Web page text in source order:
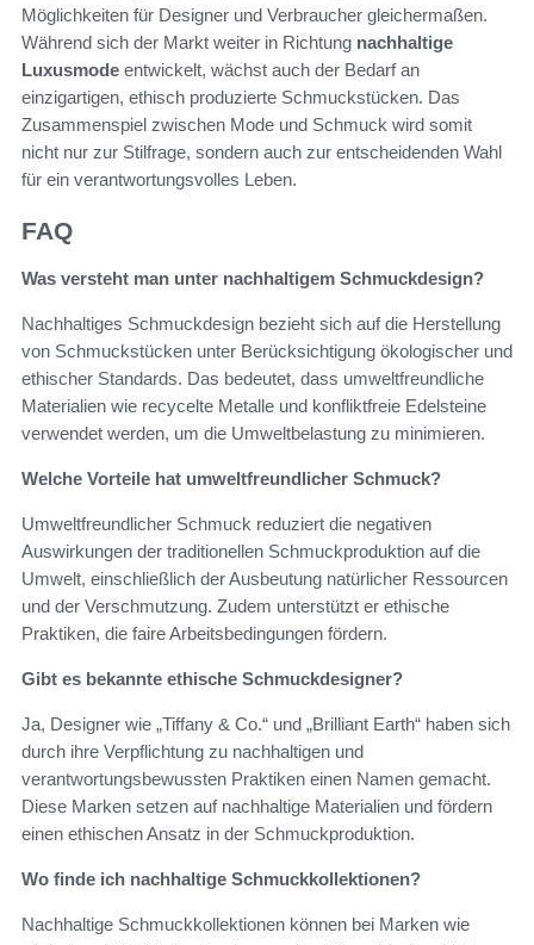
Möglichkeiten für Designer und Verbraucher gleichermaßen.
Während sich der Markt weiter in Richtung nachhaltige
Luxusmode entwickelt, wächst auch der Bedarf an
einzigartigen, ethisch produzierte Schmuckstücken. Das
Zusammenspiel zwischen Mode und Schmuck wird somit
nicht nur zur Stilfrage, sondern auch zur entscheidenden Wahl
für ein verantwortungsvolles Leben.
FAQ
Was versteht man unter nachhaltigem Schmuckdesign?
Nachhaltiges Schmuckdesign bezieht sich auf die Herstellung
von Schmuckstücken unter Berücksichtigung ökologischer und
ethischer Standards. Das bedeutet, dass umweltfreundliche
Materialien wie recycelte Metalle und konfliktfreie Edelsteine
verwendet werden, um die Umweltbelastung zu minimieren.
Welche Vorteile hat umweltfreundlicher Schmuck?
Umweltfreundlicher Schmuck reduziert die negativen
Auswirkungen der traditionellen Schmuckproduktion auf die
Umwelt, einschließlich der Ausbeutung natürlicher Ressourcen
und der Verschmutzung. Zudem unterstützt er ethische
Praktiken, die faire Arbeitsbedingungen fördern.
Gibt es bekannte ethische Schmuckdesigner?
Ja, Designer wie „Tiffany & Co.“ und „Brilliant Earth“ haben sich
durch ihre Verpflichtung zu nachhaltigen und
verantwortungsbewussten Praktiken einen Namen gemacht.
Diese Marken setzen auf nachhaltige Materialien und fördern
einen ethischen Ansatz in der Schmuckproduktion.
Wo finde ich nachhaltige Schmuckkollektionen?
Nachhaltige Schmuckkollektionen können bei Marken wie